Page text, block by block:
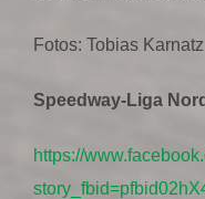
Fotos: Tobias Karnatz
Speedway-Liga
https://